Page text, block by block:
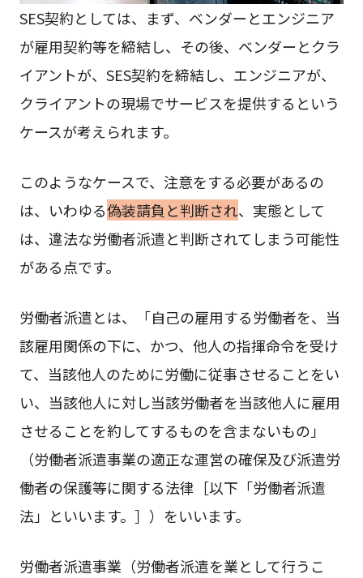
SES契約としては、まず、ベンダーとエンジニア
が雇用契約等を締結し、その後、ベンダーとクラ
イアントが、SES契約を締結し、エンジニアが、
クライアントの現場でサービスを提供するという
ケースが考えられます。
このようなケースで、注意をする必要があるの
は、いわゆる偽装請負と判断され、実態として
は、違法な労働者派遣と判断されてしまう可能性
がある点です。
労働者派遣とは、「自己の雇用する労働者を、当
該雇用関係の下に、かつ、他人の指揮命令を受け
て、当該他人のために労働に従事させることをい
い、当該他人に対し当該労働者を当該他人に雇用
させることを約してするものを含まないもの」
（労働者派遣事業の適正な運営の確保及び派遣労
働者の保護等に関する法律［以下「労働者派遣
法」といいます。］）をいいます。
労働者派遣事業（労働者派遣を業として行うこ